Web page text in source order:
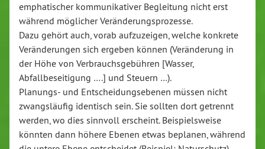
emphatischer kommunikativer Begleitung nicht erst
während möglicher Veränderungsprozesse.
Dazu gehört auch, vorab aufzuzeigen, welche konkrete
Veränderungen sich ergeben können (Veränderung in
der Höhe von Verbrauchsgebühren [Wasser,
Abfallbeseitigung ….] und Steuern …).
Planungs- und Entscheidungsebenen müssen nicht
zwangsläufig identisch sein. Sie sollten dort getrennt
werden, wo dies sinnvoll erscheint. Beispielsweise
könnten dann höhere Ebenen etwas beplanen, während